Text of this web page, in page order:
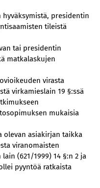
presidentin
tileistä
tai presidentin
matkalaskujen
virasta
virkamieslain 19 §:ssä
mukaisia
olevan asiakirjan taikka
viranomaisten
(621/1999) 14 §:n 2 ja
pyyntöä ratkaista